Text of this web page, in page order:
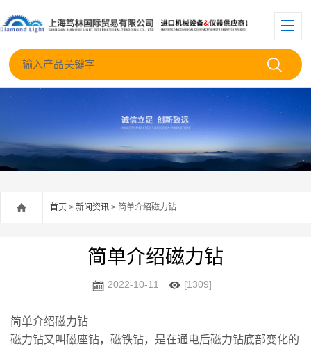
首页 > 新闻资讯 > 简单介绍磁力钻
简单介绍磁力钻
2022-10-11 [1309]
简单介绍磁力钻
磁力钻又叫磁座钻，磁铁钻，是在通电后磁力钻底部变化的